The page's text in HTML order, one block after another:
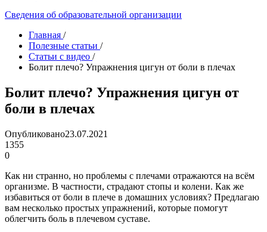
Сведения об образовательной организации
Главная /
Полезные статьи /
Статьи с видео /
Болит плечо? Упражнения цигун от боли в плечах
Болит плечо? Упражнения цигун от
боли в плечах
Опубликовано23.07.2021
1355
0
Как ни странно, но проблемы с плечами отражаются на всём
организме. В частности, страдают стопы и колени. Как же
избавиться от боли в плече в домашних условиях? Предлагаю
вам несколько простых упражнений, которые помогут
облегчить боль в плечевом суставе.